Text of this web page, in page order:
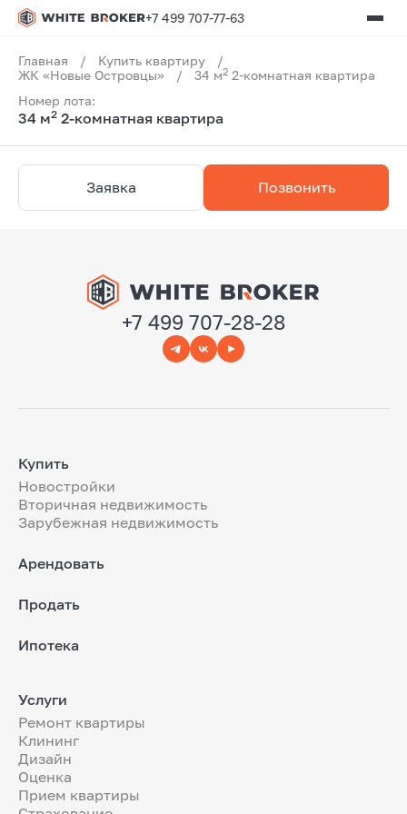
+7 499 707-77-63
Главная / Купить квартиру
/
ЖК «Новые Островцы»
/ 34 м2 2-комнатная квартира
Номер лота:
34 м2 2-комнатная квартира
Заявка Позвонить
+7 499 707-28-28
Купить
Новостройки
Вторичная недвижимость
Зарубежная недвижимость
Арендовать
Продать
Ипотека
Услуги
Ремонт квартиры
Клининг
Дизайн
Оценка
Прием квартиры